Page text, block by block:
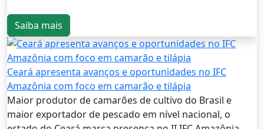
Saiba mais
Ceará apresenta avanços e oportunidades no IFC
Amazônia com foco em camarão e tilápia
Maior produtor de camarões de cultivo do Brasil e
maior exportador de pescado em nível nacional, o